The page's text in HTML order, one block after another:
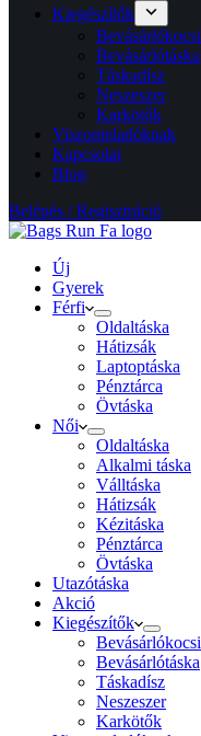
Kiegészítők
Bevásárlókocsi
Bevásárlótáska
Táskadísz
Neszeszer
Karkötők
Viszonteladóknak
Kapcsolat
Blog
Belépés / Regisztráció
Új
Gyerek
Férfi
Oldaltáska
Hátizsák
Laptoptáska
Pénztárca
Övtáska
Női
Oldaltáska
Alkalmi táska
Válltáska
Hátizsák
Kézitáska
Pénztárca
Övtáska
Utazótáska
Akció
Kiegészítők
Bevásárlókocsi
Bevásárlótáska
Táskadísz
Neszeszer
Karkötők